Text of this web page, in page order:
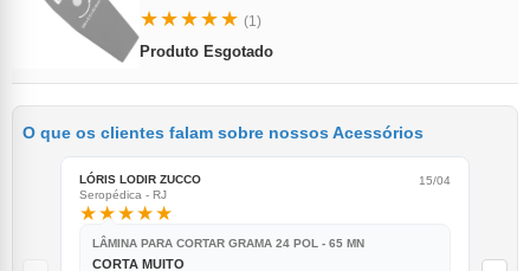
★★★★★ (1)
Produto Esgotado
O que os clientes falam sobre nossos Acessórios
LÓRIS LODIR ZUCCO
Seropédica - RJ
15/04
★★★★★
LÂMINA PARA CORTAR GRAMA 24 POL - 65 MN
CORTA MUITO